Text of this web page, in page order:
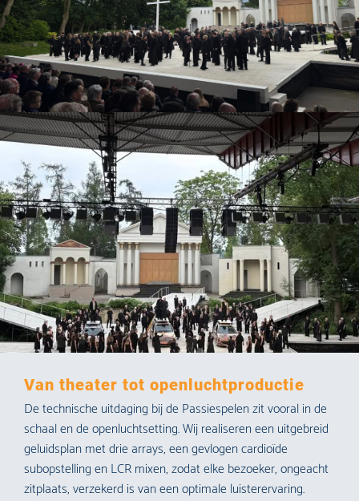
Van theater tot openluchtproductie
De technische uitdaging bij de Passiespelen zit vooral in de
schaal en de openluchtsetting. Wij realiseren een uitgebreid
geluidsplan met drie arrays, een gevlogen cardioïde
subopstelling en LCR mixen, zodat elke bezoeker, ongeacht
zitplaats, verzekerd is van een optimale luisterervaring.